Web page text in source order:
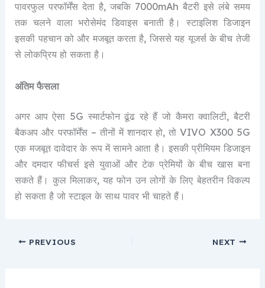
पावरफुल परफॉर्मेंस देता है, जबकि 7000mAh बैटरी इसे लंबे समय
तक चलने वाला भरोसेमंद डिवाइस बनाती है। स्टाइलिश डिजाइन
इसकी पहचान को और मजबूत करता है, जिससे यह यूजर्स के बीच तेजी
से लोकप्रिय हो सकता है।
अंतिम फैसला
अगर आप ऐसा 5G स्मार्टफोन ढूंढ रहे हैं जो कैमरा क्वालिटी, बैटरी
बैकअप और परफॉर्मेंस – तीनों में शानदार हो, तो VIVO X300 5G
एक मजबूत दावेदार के रूप में सामने आता है। इसकी प्रीमियम डिजाइन
और दमदार फीचर्स इसे युवाओं और टेक प्रेमियों के बीच खास बना
सकते हैं। कुल मिलाकर, यह फोन उन लोगों के लिए बेहतरीन विकल्प
हो सकता है जो स्टाइल के साथ पावर भी चाहते हैं।
PREVIOUS NEXT